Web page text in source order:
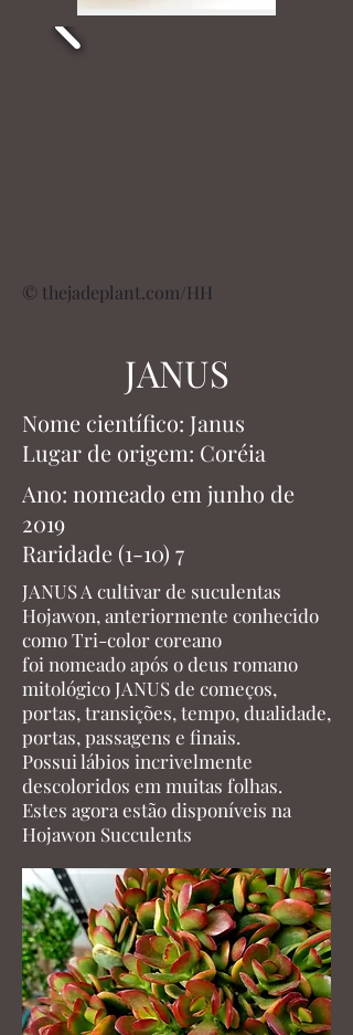
© thejadeplant.com/HH
JANUS
Nome científico: Janus
Lugar de origem: Coréia
Ano: nomeado em junho de
2019
Raridade (1-10) 7
JANUS A cultivar de suculentas
Hojawon, anteriormente conhecido
como Tri-color coreano
foi nomeado após o deus romano
mitológico JANUS de começos,
portas, transições, tempo, dualidade,
portas, passagens e finais.
Possui lábios incrivelmente
descoloridos em muitas folhas.
Estes agora estão disponíveis na
Hojawon Succulents